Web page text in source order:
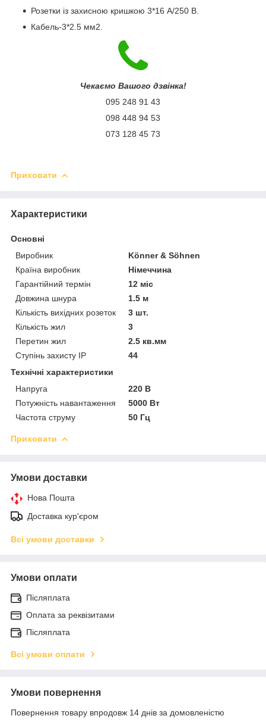
Розетки із захисною кришкою 3*16 А/250 В.
Кабель-3*2.5 мм2.
Чекаємо Вашого дзвінка!
095 248 91 43
098 448 94 53
073 128 45 73
Приховати
Характеристики
Основні
Виробник
Könner & Söhnen
Країна виробник
Німеччина
Гарантійний термін
12 міс
Довжина шнура
1.5 м
Кількість вихідних розеток
3 шт.
Кількість жил
3
Перетин жил
2.5 кв.мм
Ступінь захисту IP
44
Технічні характеристики
Напруга
220 В
Потужність навантаження
5000 Вт
Частота струму
50 Гц
Приховати
Умови доставки
Нова Пошта
Доставка кур'єром
Всі умови доставки
Умови оплати
Післяплата
Оплата за реквізитами
Післяплата
Всі умови оплати
Умови повернення
Повернення товару впродовж 14 днів за домовленістю